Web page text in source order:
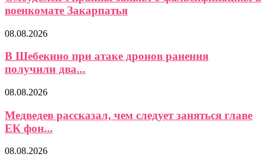
военкомате Закарпатья
08.08.2026
В Шебекино при атаке дронов ранения
получили два...
08.08.2026
Медведев рассказал, чем следует заняться главе
ЕК фон...
08.08.2026